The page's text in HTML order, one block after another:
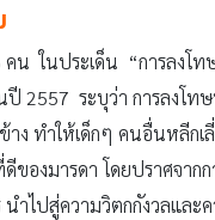
น ในประเด็น “การลงโ
2557 ระบุว่า การลงโท
าง ทำให้เด็กๆ คนอื่นหลี
งมารดา โดยปราศจาก
ำไปสู่ความวิตกกังวลและ